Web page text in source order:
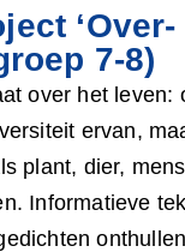
‘Over-
7-8)
over het leven:
ervan,
plant, dier,
Informatieve